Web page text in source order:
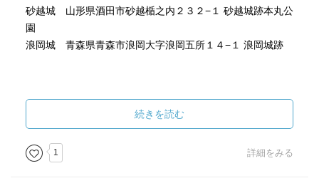
砂越城 山形県酒田市砂越楯之内２３２−１ 砂越城跡本丸公
園
浪岡城 青森県青森市浪岡大字浪岡五所１４−１ 浪岡城跡
続きを読む
1 詳細をみる